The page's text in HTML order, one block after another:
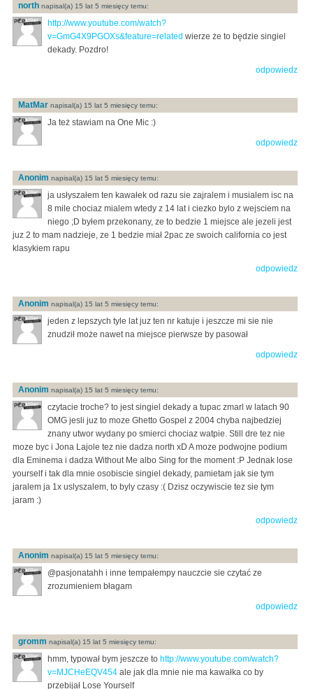
north napisal(a) 15 lat 5 miesięcy temu:
http://www.youtube.com/watch?
v=GmG4X9PGOXs&feature=related wierze że to będzie singiel
dekady. Pozdro!
odpowiedz
MatMar napisal(a) 15 lat 5 miesięcy temu:
Ja też stawiam na One Mic :)
odpowiedz
Anonim napisal(a) 15 lat 5 miesięcy temu:
ja usłyszałem ten kawałek od razu sie zajralem i musialem isc na
8 mile chociaz mialem wtedy z 14 lat i ciezko bylo z wejsciem na
niego ;D byłem przekonany, ze to bedzie 1 miejsce ale jezeli jest
juz 2 to mam nadzieje, ze 1 bedzie miał 2pac ze swoich california co jest
klasykiem rapu
odpowiedz
Anonim napisal(a) 15 lat 5 miesięcy temu:
jeden z lepszych tyle lat juz ten nr katuje i jeszcze mi sie nie
znudził może nawet na miejsce pierwsze by pasował
odpowiedz
Anonim napisal(a) 15 lat 5 miesięcy temu:
czytacie troche? to jest singiel dekady a tupac zmarl w latach 90
OMG jesli juz to moze Ghetto Gospel z 2004 chyba najbedziej
znany utwor wydany po smierci chociaz watpie. Still dre tez nie
moze byc i Jona Lajole tez nie dadza north xD A moze podwojne podium
dla Eminema i dadza Without Me albo Sing for the moment :P Jednak lose
yourself i tak dla mnie osobiscie singiel dekady, pamietam jak sie tym
jaralem ja 1x uslyszalem, to byly czasy :( Dzisz oczywiscie tez sie tym
jaram :)
odpowiedz
Anonim napisal(a) 15 lat 5 miesięcy temu:
@pasjonatahh i inne tempałempy nauczcie sie czytać ze
zrozumieniem błagam
odpowiedz
gromm napisal(a) 15 lat 5 miesięcy temu:
hmm, typował bym jeszcze to http://www.youtube.com/watch?
v=MJCHeEQV454 ale jak dla mnie nie ma kawałka co by
przebijał Lose Yourself